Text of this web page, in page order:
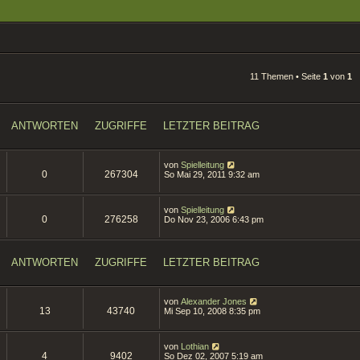
11 Themen • Seite 1 von 1
ANTWORTEN ZUGRIFFE LETZTER BEITRAG
0 267304
von Spielleitung
So Mai 29, 2011 9:32 am
0 276258
von Spielleitung
Do Nov 23, 2006 6:43 pm
ANTWORTEN ZUGRIFFE LETZTER BEITRAG
13 43740
von Alexander Jones
Mi Sep 10, 2008 8:35 pm
4 9402
von Lothian
So Dez 02, 2007 5:19 am